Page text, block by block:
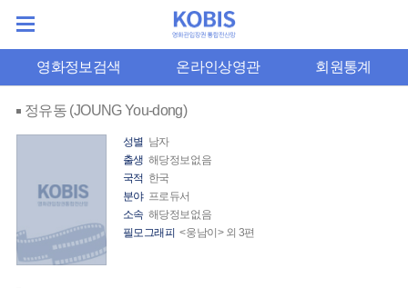
영화정보검색 온라인상영관 회원통계
정유동 (JOUNG You-dong)
성별 남자
출생 해당정보없음
국적 한국
분야 프로듀서
소속 해당정보없음
필모그래피 <웅남이> 외 3편